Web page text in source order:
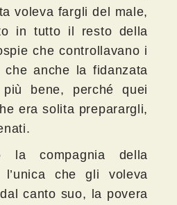
voleva fargli del male,
in tutto il resto della
che controllavano i
che anche la fidanzata
bene, perché quei
era solita preparargli,
la compagnia della
che gli voleva
canto suo, la povera